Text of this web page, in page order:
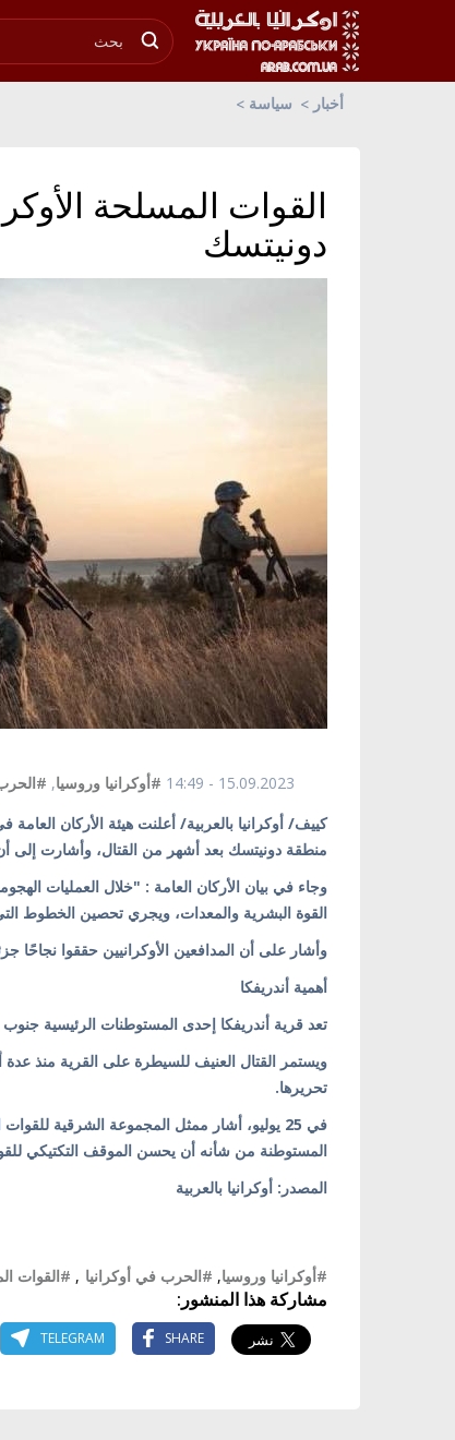
أخبار سياسة
القوات المسلحة
دونيتسك
15.09.2023 - 14:49 #أوكرانيا وروسيا,
منطقة دونيتسك بعد أشهر من القتال، وأشارت إلى
وجاء في بيان الأركان العامة : "خلال العمليات
القوة البشرية والمعدات، ويجري تحصين الخطوط
وأشار على أن المدافعين الأوكرانيين حققوا نجاحًا
أهمية أندريفكا
تعد قرية أندريفكا إحدى المستوطنات الرئيسية
ويستمر القتال العنيف للسيطرة على القرية منذ
تحريرها.
في 25 يوليو، أشار ممثل المجموعة الشرقية
المستوطنة من شأنه أن يحسن الموقف التكتيكي
المصدر: أوكرانيا بالعربية
#أوكرانيا وروسيا, #الحرب في أوكرانيا , #القوات
مشاركة هذا المنشور:
SHARE
TELEGRAM